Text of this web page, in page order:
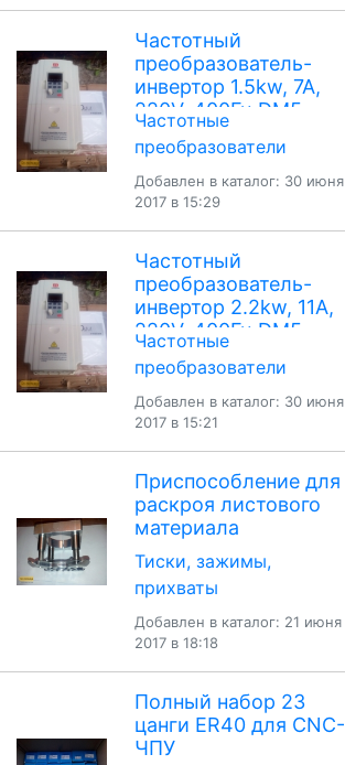
Частотный
преобразователь-
инвертор 1.5kw, 7A,
220V, 400Гц DM5-
1.5S2-1A
Частотные
преобразователи
Добавлен в каталог: 30 июня
2017 в 15:29
Частотный
преобразователь-
инвертор 2.2kw, 11A,
220V, 400Гц DM5-
2.2S2-1A
Частотные
преобразователи
Добавлен в каталог: 30 июня
2017 в 15:21
Приспособление для
раскроя листового
материала
Тиски, зажимы,
прихваты
Добавлен в каталог: 21 июня
2017 в 18:18
Полный набор 23
цанги ER40 для CNC-
ЧПУ